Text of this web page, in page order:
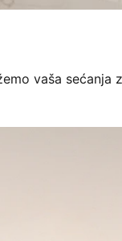
vaša sećanja